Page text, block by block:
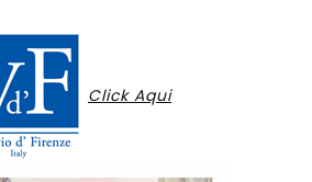
Click Aqui